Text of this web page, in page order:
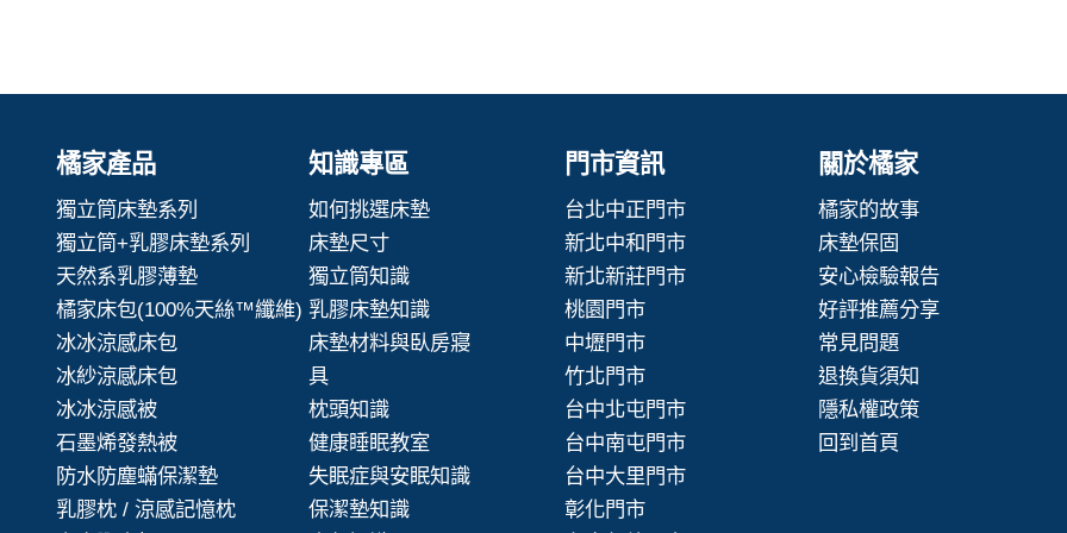
橘家產品
獨立筒床墊系列
獨立筒+乳膠床墊系列
天然系乳膠薄墊
橘家床包(100%天絲™纖維)
冰冰涼感床包
冰紗涼感床包
冰冰涼感被
石墨烯發熱被
防水防塵蟎保潔墊
乳膠枕 / 涼感記憶枕
知識專區
如何挑選床墊
床墊尺寸
獨立筒知識
乳膠床墊知識
床墊材料與臥房寢
具
枕頭知識
健康睡眠教室
失眠症與安眠知識
保潔墊知識
門市資訊
台北中正門市
新北中和門市
新北新莊門市
桃園門市
中壢門市
竹北門市
台中北屯門市
台中南屯門市
台中大里門市
彰化門市
關於橘家
橘家的故事
床墊保固
安心檢驗報告
好評推薦分享
常見問題
退換貨須知
隱私權政策
回到首頁